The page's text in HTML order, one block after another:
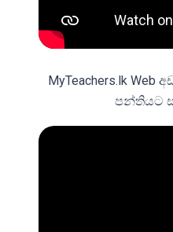
MyTeachers.lk
පන්තියට